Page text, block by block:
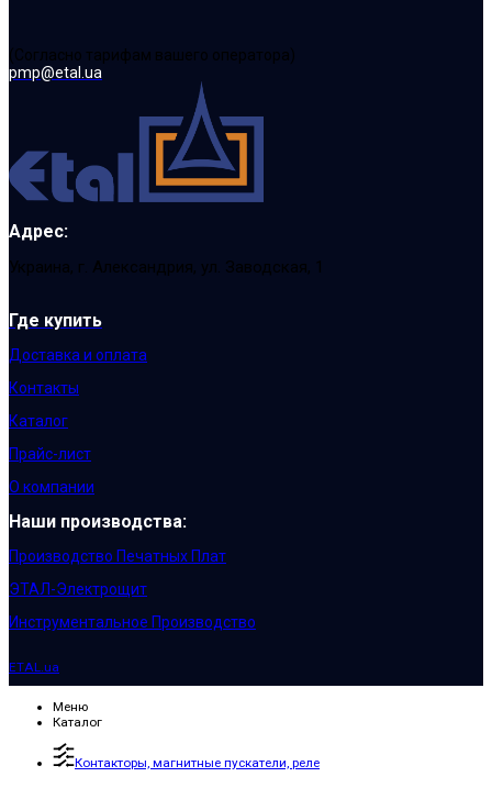
(Cогласно тарифам вашего оператора)
pmp@etal.ua
Адрес:
Украина, г. Александрия, ул. Заводская, 1
Где купить
Доставка и оплата
Контакты
Каталог
Прайс-лист
О компании
Наши производства:
Производство Печатных Плат
ЭТАЛ-Электрощит
Инструментальное Производство
ETAL.ua
Меню
Каталог
Контакторы, магнитные пускатели, реле